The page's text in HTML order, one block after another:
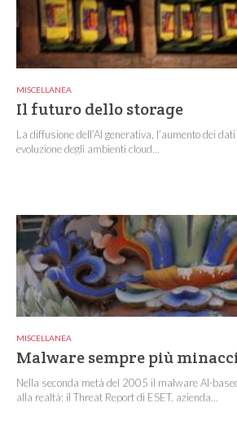
MISCELLANEA
Il futuro dello storage
La diffusione dell’AI generativa, l’aumento dei
evoluzione degli ambienti cloud...
MISCELLANEA
Malware sempre più
Nella seconda metà del 2005 il malware AI-
alla realtà: il Threat Report di ESET, azienda...